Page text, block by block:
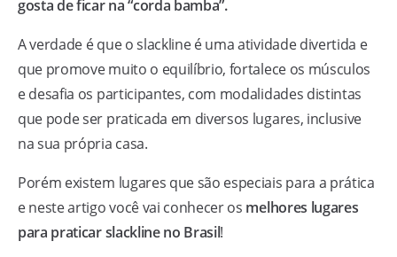
gosta de ficar na “corda bamba”.
A verdade é que o slackline é uma atividade divertida e
que promove muito o equilíbrio, fortalece os músculos
e desafia os participantes, com modalidades distintas
que pode ser praticada em diversos lugares, inclusive
na sua própria casa.
Porém existem lugares que são especiais para a prática
e neste artigo você vai conhecer os melhores lugares
para praticar slackline no Brasil!